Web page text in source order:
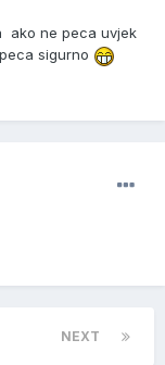
ako ne peca uvjek
sigurno
NEXT